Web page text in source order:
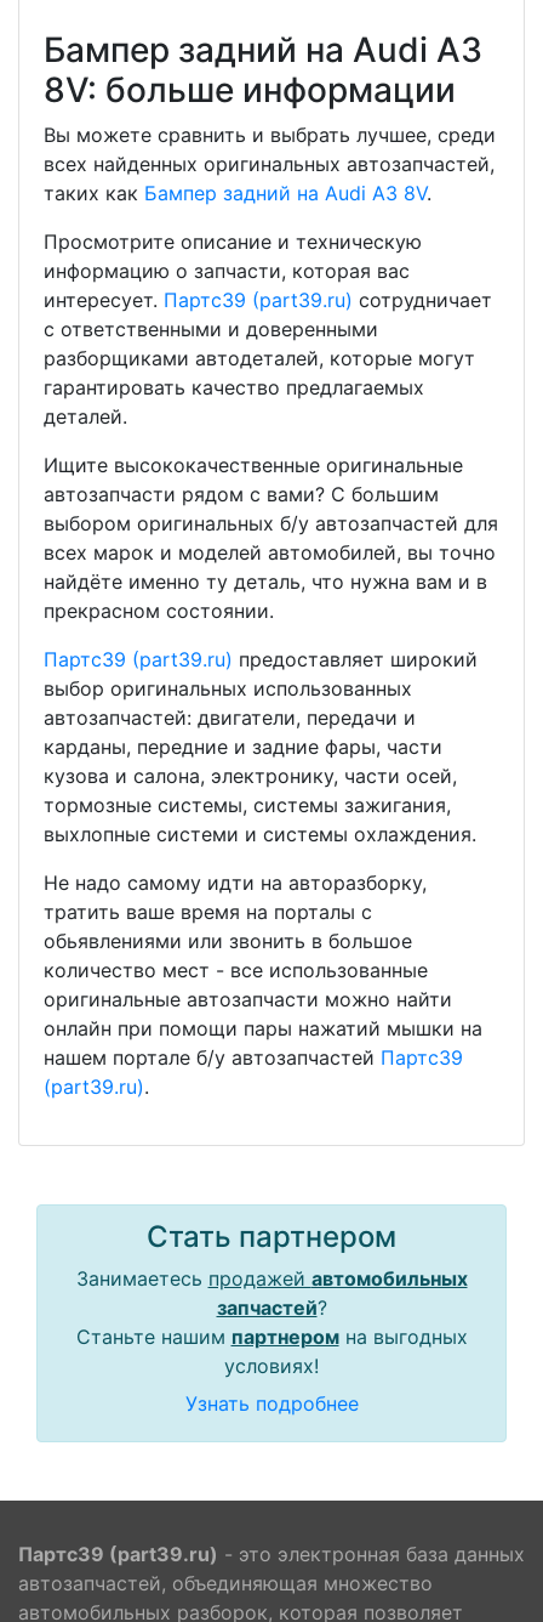
Бампер задний на Audi A3
8V: больше информации
Вы можете сравнить и выбрать лучшее, среди
всех найденных оригинальных автозапчастей,
таких как Бампер задний на Audi A3 8V.
Просмотрите описание и техническую
информацию о запчасти, которая вас
интересует. Партс39 (part39.ru) сотрудничает
с ответственными и доверенными
разборщиками автодеталей, которые могут
гарантировать качество предлагаемых
деталей.
Ищите высококачественные оригинальные
автозапчасти рядом с вами? С большим
выбором оригинальных б/у автозапчастей для
всех марок и моделей автомобилей, вы точно
найдёте именно ту деталь, что нужна вам и в
прекрасном состоянии.
Партс39 (part39.ru) предоставляет широкий
выбор оригинальных использованных
автозапчастей: двигатели, передачи и
карданы, передние и задние фары, части
кузова и салона, электронику, части осей,
тормозные системы, системы зажигания,
выхлопные системи и системы охлаждения.
Не надо самому идти на авторазборку,
тратить ваше время на порталы с
обьявлениями или звонить в большое
количество мест - все использованные
оригинальные автозапчасти можно найти
онлайн при помощи пары нажатий мышки на
нашем портале б/у автозапчастей Партс39
(part39.ru).
Стать партнером
Занимаетесь продажей автомобильных
запчастей?
Станьте нашим партнеромна выгодных
условиях!
Узнать подробнее
Партс39 (part39.ru) - это электронная база данных
автозапчастей, объединяющая множество
автомобильных разборок, которая позволяет